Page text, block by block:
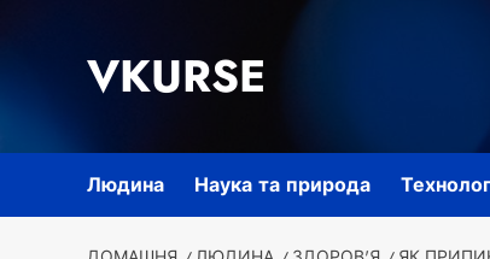
VKURSE
Людина Наука та природа